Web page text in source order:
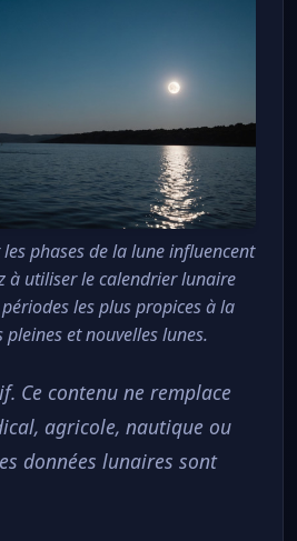
phases de la lune influencent
à utiliser le calendrier lunaire
les plus propices à la
pleines et nouvelles lunes.
Ce contenu ne remplace
agricole, nautique ou
données lunaires sont